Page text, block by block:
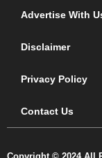
Advertise With
Disclaimer
Privacy Policy
Contact Us